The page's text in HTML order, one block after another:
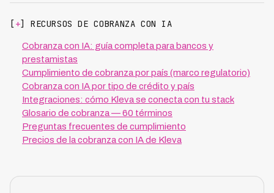
[ +] RECURSOS DE COBRANZA CON IA
Cobranza con IA: guía completa para bancos y
prestamistas
Cumplimiento de cobranza por país (marco regulatorio)
Cobranza con IA por tipo de crédito y país
Integraciones: cómo Kleva se conecta con tu stack
Glosario de cobranza — 60 términos
Preguntas frecuentes de cumplimiento
Precios de la cobranza con IA de Kleva